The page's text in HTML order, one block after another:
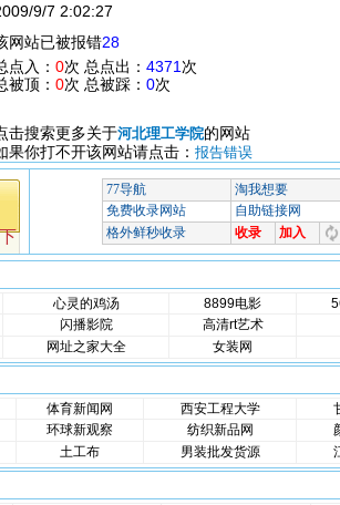
9/7 2:02:27
网站已被报错28
点入： 0次 总点出： 4371 次
被顶： 0次 总被踩： 0次
击搜索更多关于河北理工学院的网站
果你打不开该网站请点击： 报告错误
心灵的鸡汤 8899电影
闪播影院
高清rt艺术
网址之家大全 女装网
体育新闻网 西安工程大学
环球新观察 纺织新品网
土工布 男装批发货源